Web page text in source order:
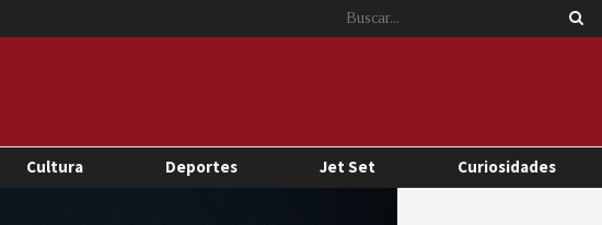
Cultura Deportes Jet Set Curiosidades